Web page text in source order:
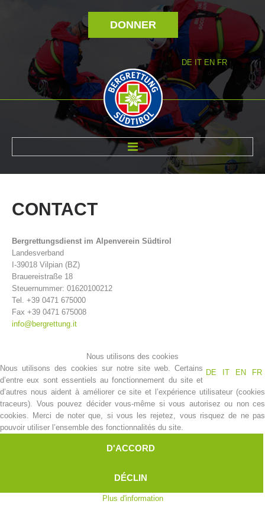
DONNER
DE IT EN FR
Histoire de l'association
CONTACT
Bergrettungsdienst im Alpenverein Südtirol
Landesverband
I-39018 Vilpian (BZ)
Brauereistraße 18
Steuernummer: 01620100212
Tel. +39 0471 675000
Fax +39 0471 675008
info@bergrettung.it
Nous utilisons des cookies
DE
IT EN FR
Nous utilisons des cookies sur notre site web. Certains
d’entre eux sont essentiels au fonctionnement du site et
d’autres nous aident à améliorer ce site et l’expérience utilisateur (cookies
traceurs). Vous pouvez décider vous-même si vous autorisez ou non ces
cookies. Merci de noter que, si vous les rejetez, vous risquez de ne pas
pouvoir utiliser l’ensemble des fonctionnalités du site.
D'ACCORD
DÉCLIN
Plus d'information